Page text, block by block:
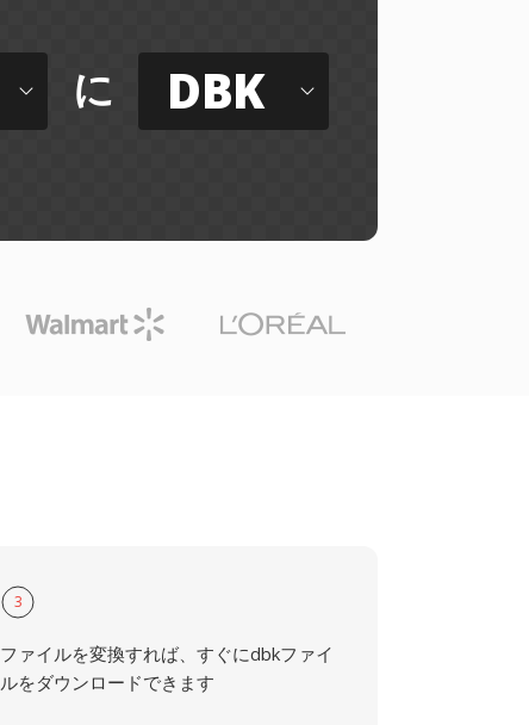
に DBK
3
ファイルを変換すれば、すぐにdbkファイ
ルをダウンロードできます